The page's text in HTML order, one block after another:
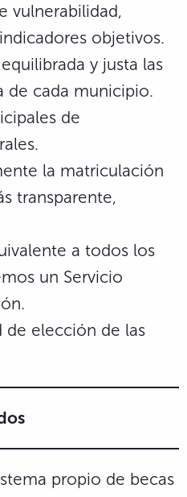
vulnerabilidad,
objetivos.
y justa las
de cada municipio.
de
la matriculación
transparente,
a todos los
un Servicio
de elección de las
propio de becas